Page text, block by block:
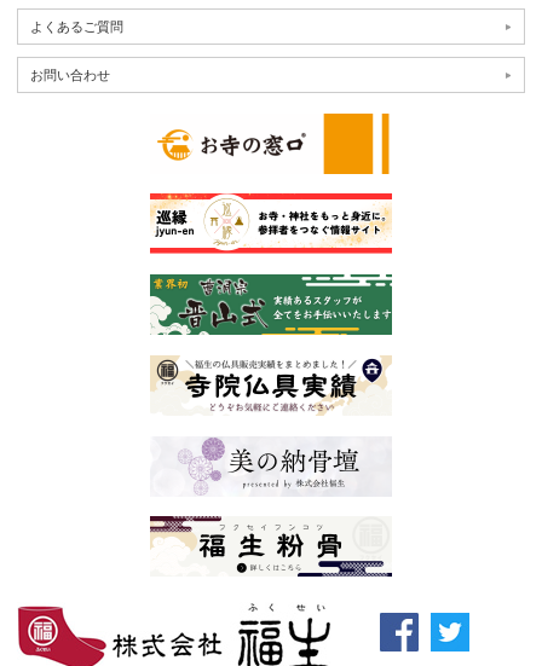
よくあるご質問
お問い合わせ